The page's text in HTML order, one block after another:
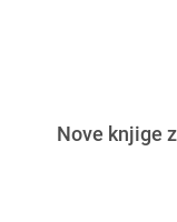
Nove knjige